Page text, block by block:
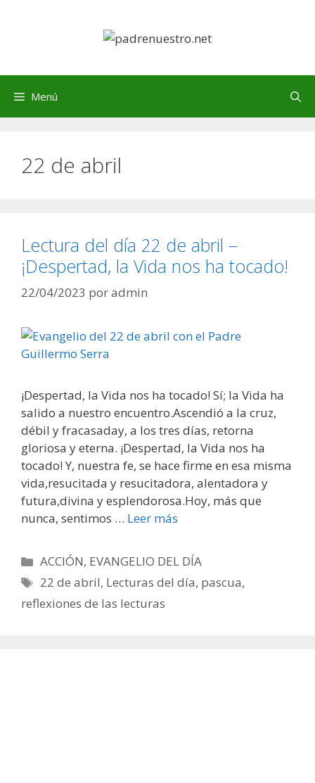
Menú
22 de abril
Lectura del día 22 de abril –
¡Despertad, la Vida nos ha tocado!
22/04/2023 poradmin
¡Despertad, la Vida nos ha tocado! Sí; la Vida ha
salido a nuestro encuentro.Ascendió a la cruz,
débil y fracasaday, a los tres días, retorna
gloriosa y eterna. ¡Despertad, la Vida nos ha
tocado! Y, nuestra fe, se hace firme en esa misma
vida,resucitada y resucitadora, alentadora y
futura,divina y esplendorosa.Hoy, más que
nunca, sentimos … Leer más
Categorías
ACCIÓN, EVANGELIO DEL DÍA
Etiquetas
22 de abril, Lecturas del día, pascua,
reflexiones de las lecturas